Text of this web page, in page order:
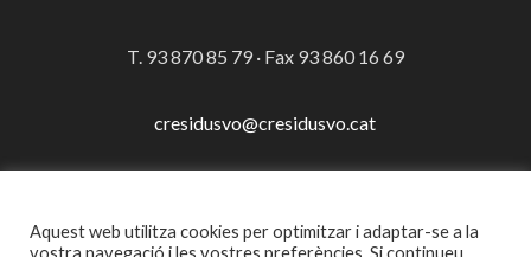
T. 93 870 85 79 · Fax 93 860 16 69
cresidusvo@cresidusvo.cat
© Consorci per a la Gestió dels Residus del Vallès Oriental
Aquest web utilitza cookies per optimitzar i adaptar-se a la
vostra navegació i les vostres preferències. Si continueu